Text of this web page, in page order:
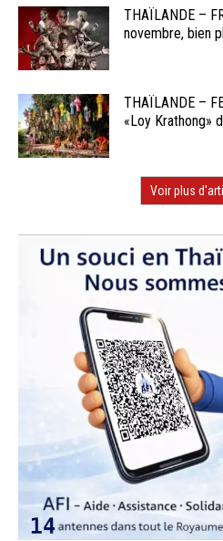
THAÏLANDE –
novembre, bien
THAÏLANDE –
«Loy Krathong»
Voir plus